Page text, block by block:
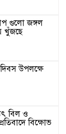
গুলো জঙ্গল
খুঁজছে
উপলক্ষে
বিল ও
বিক্ষোভ